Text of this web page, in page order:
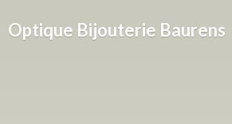
Optique Bijouterie Baurens